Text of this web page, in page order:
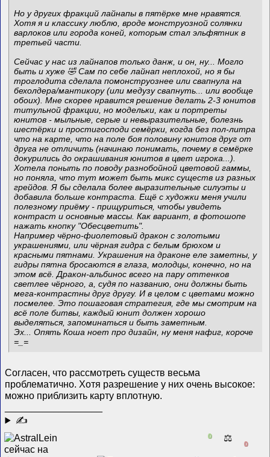
Но у других фракций лайнапы в пятёрке мне нравятся.
Хотя я и классику люблю, вроде монструозной солянки
варлоков или города коней, которым стал эльфятник в
третьей части.
Сейчас у нас из лайнапов только данж, и он, ну... Могло
быть и хуже 🤣 Сам по себе лайнап неплохой, но я бы
троглодита сделала помонструознее или свапнула на
бехолдера/мантикору (или медузу свапнуть... или вообще
обоих). Мне скорее нравится решение делать 2-3 юнитов
титульной фракции, но модельки, как и портреты
юнитов - мыльные, серые и невыразительные, болезнь
шестёрки и простигосподи семёрки, когда без пол-литра
что на карте, что на поле боя половину юнитов друг от
друга не отличить (начинаю понимать, почему в семёрке
докурились до окрашивания юнитов в цвет игрока...).
Хотела поныть по поводу разнобойной цветовой гаммы,
но поняла, что тут может быть микс существ из разных
грейдов. Я бы сделала более выразительные силуэты и
добавила больше контраста. Ещё с художки меня учили
полезному приёму - прищуриться, чтобы увидеть
контраст и основные массы. Как вариант, в фотошопе
нажать кнопку "Обесцветить".
Например чёрно-фиолетовый дракон с золотыми
украшениями, или чёрная гидра с белым брюхом и
красными пятнами. Украшения на драконе еле заметны, у
гидры пятна бросаются в глаза, молодцы, конечно, но на
этом всё. Дракон-альбинос всего на пару оттенков
светлее чёрного, а, судя по названию, они должны быть
мега-контрастны друг другу. И в целом с цветами можно
посмелее. Это пошаговая стратегия, где мы смотрим на
всё поле битвы, каждый юнит должен хорошо
выделяться, запоминаться и быть заметным.
Эх... Опять Коша ноет про дизайн, ну меня нафиг, короче
=_=
Согласен, что рассмотреть существ весьма
проблематично. Хотя разрешение у них очень высокое:
можно приблизить карту вплотную.
✍
0 ⚖️
0